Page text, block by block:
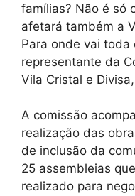
famílias? Não é só
afetará também a
Para onde vai toda
representante da
Vila Cristal e
A comissão
realização das
de inclusão da
25 assembleias
realizado para